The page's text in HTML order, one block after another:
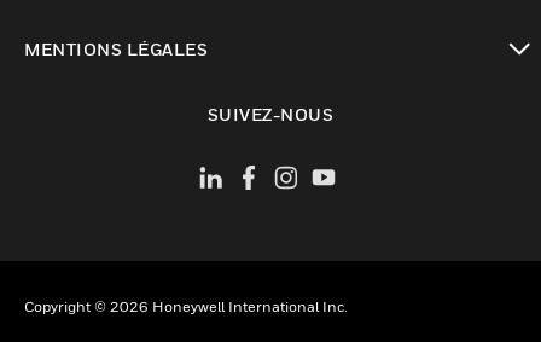
MENTIONS LÉGALES
SUIVEZ-NOUS
Copyright © 2026 Honeywell International Inc.